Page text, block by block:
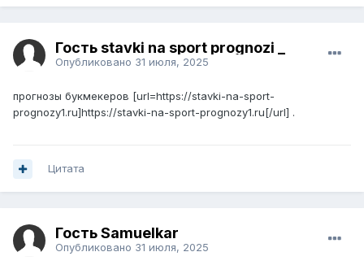
Гость stavki na sport prognozi _
Опубликовано 31 июля, 2025
прогнозы букмекеров [url=https://stavki-na-sport-
prognozy1.ru]https://stavki-na-sport-prognozy1.ru[/url] .
Цитата
Гость Samuelkar
Опубликовано 31 июля, 2025